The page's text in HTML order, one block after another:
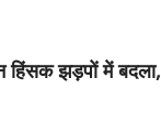
हिंसक झड़पों में बदला,